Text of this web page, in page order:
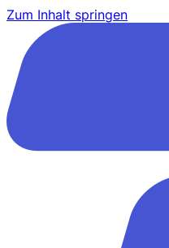
Zum Inhalt springen